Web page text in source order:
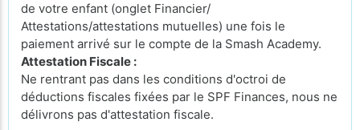
de votre enfant (onglet Financier/
Attestations/attestations mutuelles) une fois le
paiement arrivé sur le compte de la Smash Academy.
Attestation Fiscale :
Ne rentrant pas dans les conditions d'octroi de
déductions fiscales fixées par le SPF Finances, nous ne
délivrons pas d'attestation fiscale.